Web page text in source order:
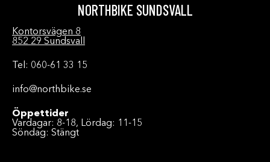
NORTHBIKE SUNDSVALL
Kontorsvägen 8
852 29 Sundsvall
Tel: 060-61 33 15
info@northbike.se
Öppettider
Vardagar: 8-18, Lördag: 11-15
Söndag: Stängt